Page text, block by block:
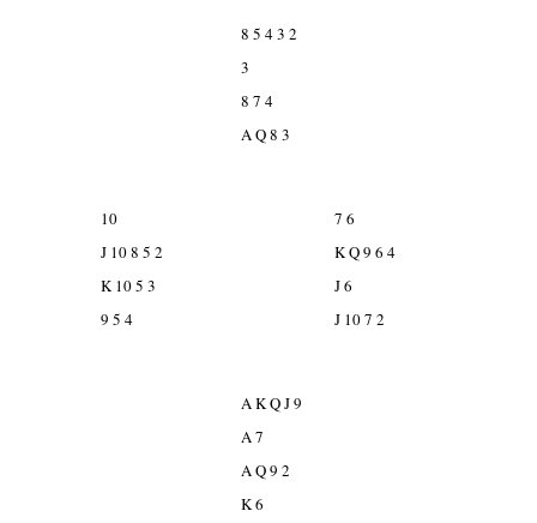
8 5 4 3 2
3
8 7 4
A Q 8 3
10
J 10 8 5 2
K 10 5 3
9 5 4
7 6
K Q 9 6 4
J 6
J 10 7 2
A K Q J 9
A 7
A Q 9 2
K 6